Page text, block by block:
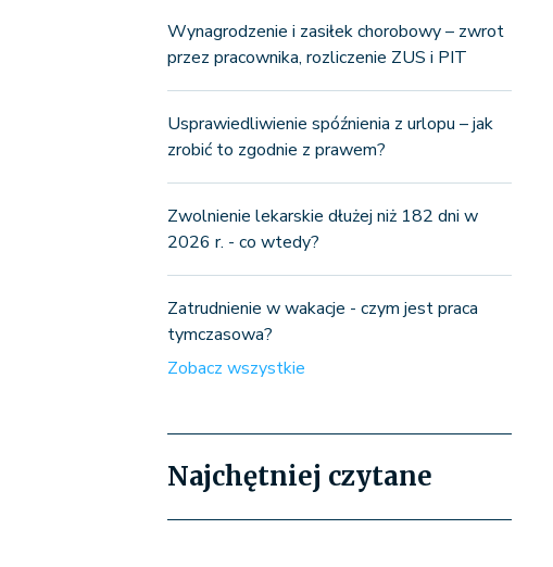
Wynagrodzenie i zasiłek chorobowy – zwrot
przez pracownika, rozliczenie ZUS i PIT
Usprawiedliwienie spóźnienia z urlopu – jak
zrobić to zgodnie z prawem?
Zwolnienie lekarskie dłużej niż 182 dni w
2026 r. - co wtedy?
Zatrudnienie w wakacje - czym jest praca
tymczasowa?
Zobacz wszystkie
Najchętniej czytane